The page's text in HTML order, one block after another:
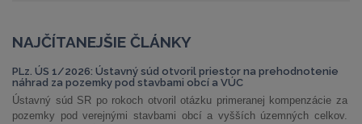
NAJČÍTANEJŠIE ČLÁNKY
PLz. ÚS 1/2026: Ústavný súd otvoril priestor na prehodnotenie
náhrad za pozemky pod stavbami obcí a VÚC
Ústavný súd SR po rokoch otvoril otázku primeranej kompenzácie za
pozemky pod verejnými stavbami obcí a vyšších územných celkov.